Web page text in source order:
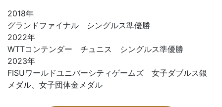
2018年
グランドファイナル シングルス準優勝
2022年
WTTコンテンダー チュニス シングルス準優勝
2023年
FISUワールドユニバーシティゲームズ 女子ダブルス銀
メダル、女子団体金メダル